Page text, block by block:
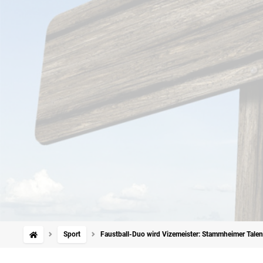
Sport Faustball-Duo wird Vizemeister: Stammheimer